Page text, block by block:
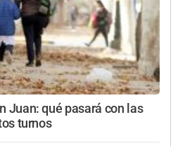
Juan: qué pasará con las
turnos